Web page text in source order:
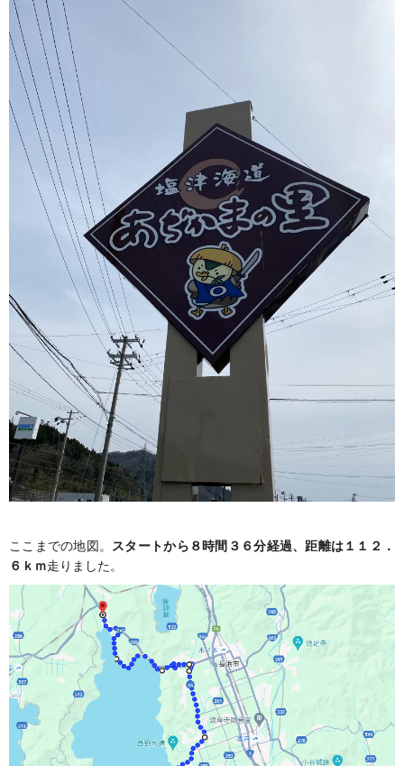
ここまでの地図。
スタートから８時間３６分経過、距離は１１２．
６ｋｍ走りました。